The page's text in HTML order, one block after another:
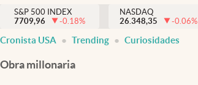
Trending
S&P 500 INDEX
7709,96
-0.18%
NASDAQ
26.348,35
-0.06%
Cronista USA Trending Curiosidades
Obra millonaria